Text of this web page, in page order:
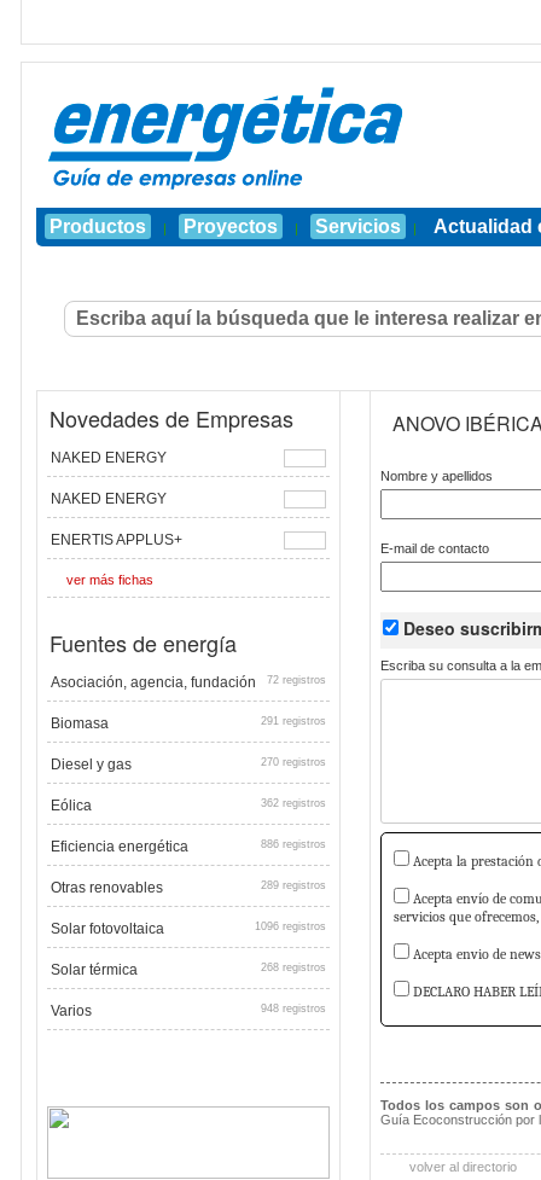
Productos | Proyectos | Servicios | Actualidad
Novedades de Empresas
NAKED ENERGY
NAKED ENERGY
ENERTIS APPLUS+
ver más fichas
Fuentes de energía
Asociación, agencia, fundación 72 registros
Biomasa 291 registros
Diesel y gas 270 registros
Eólica 362 registros
Eficiencia energética 886 registros
Otras renovables 289 registros
Solar fotovoltaica 1096 registros
Solar térmica 268 registros
Varios 948 registros
ANOVO
Nombre y apellidos
E-mail de contacto
Deseo
Escriba su consulta a la
Acepta la prestación
Acepta envío de
servicios que
Acepta envio de
DECLARO HABER
Todos los campos son
Guía Ecoconstrucción por
volver al directorio